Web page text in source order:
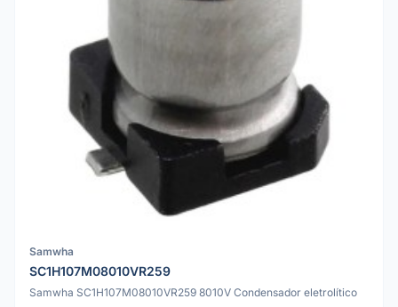
Samwha
SC1H107M08010VR259
Samwha SC1H107M08010VR259 8010V Condensador eletrolítico